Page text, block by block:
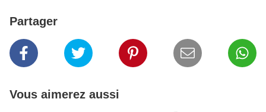
Partager
Vous aimerez aussi